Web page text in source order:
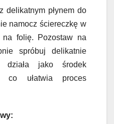
delikatnym płynem do
namocz ściereczkę w
folię. Pozostaw na
spróbuj delikatnie
działa jako środek
co ułatwia proces